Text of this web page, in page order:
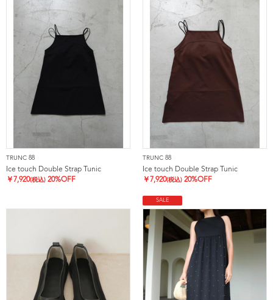
TRUNC 88
Ice touch Double Strap Tunic
￥ 7,920(税込) 20%OFF
TRUNC 88
Ice touch Double Strap Tunic
￥ 7,920(税込) 20%OFF
SALE